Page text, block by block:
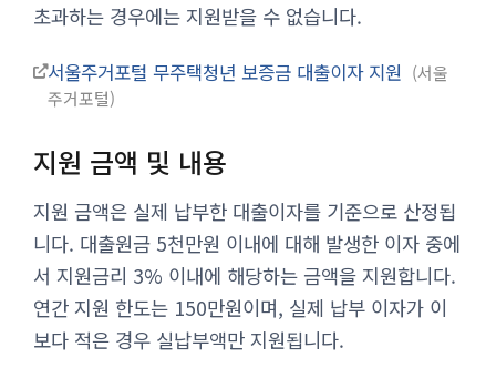
초과하는 경우에는 지원받을 수 없습니다.
서울주거포털 무주택청년 보증금 대출이자 지원
서울
주거포털
지원 금액 및 내용
지원 금액은 실제 납부한 대출이자를 기준으로 산정됩
니다. 대출원금 5천만원 이내에 대해 발생한 이자 중에
서 지원금리 3% 이내에 해당하는 금액을 지원합니다.
연간 지원 한도는 150만원이며, 실제 납부 이자가 이
보다 적은 경우 실납부액만 지원됩니다.